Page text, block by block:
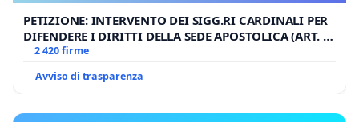
PETIZIONE: INTERVENTO DEI SIGG.RI CARDINALI PER
DIFENDERE I DIRITTI DELLA SEDE APOSTOLICA (ART. 3
UDG)
2 420 firme
Avviso di trasparenza